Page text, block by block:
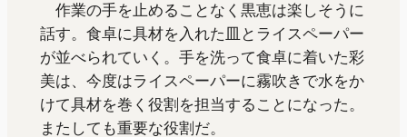
作業の手を止めることなく黒恵は楽しそうに
話す。食卓に具材を入れた皿とライスペーパー
が並べられていく。手を洗って食卓に着いた彩
美は、今度はライスペーパーに霧吹きで水をか
けて具材を巻く役割を担当することになった。
またしても重要な役割だ。